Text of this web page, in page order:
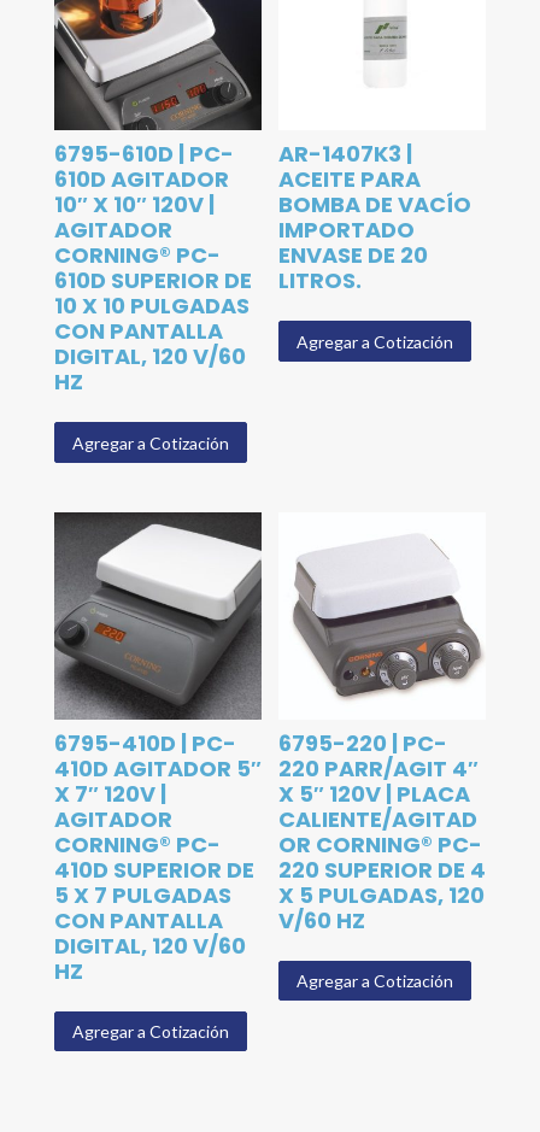
6795-610D | PC-
610D AGITADOR
10″ X 10″ 120V |
AGITADOR
CORNING® PC-
610D SUPERIOR DE
10 X 10 PULGADAS
CON PANTALLA
DIGITAL, 120 V/60
HZ
Agregar a Cotización
AR-1407K3 |
ACEITE PARA
BOMBA DE VACÍO
IMPORTADO
ENVASE DE 20
LITROS.
Agregar a Cotización
6795-410D | PC-
410D AGITADOR 5″
X 7″ 120V |
AGITADOR
CORNING® PC-
410D SUPERIOR DE
5 X 7 PULGADAS
CON PANTALLA
DIGITAL, 120 V/60
HZ
Agregar a Cotización
6795-220 | PC-
220 PARR/AGIT 4″
X 5″ 120V | PLACA
CALIENTE/AGITAD
OR CORNING® PC-
220 SUPERIOR DE 4
X 5 PULGADAS, 120
V/60 HZ
Agregar a Cotización